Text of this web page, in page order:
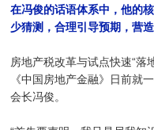
在冯俊的话语体系中，他的
少猜测，合理引导预期，营
房地产税改革与试点快速“落
《中国房地产金融》日前就
会长冯俊。